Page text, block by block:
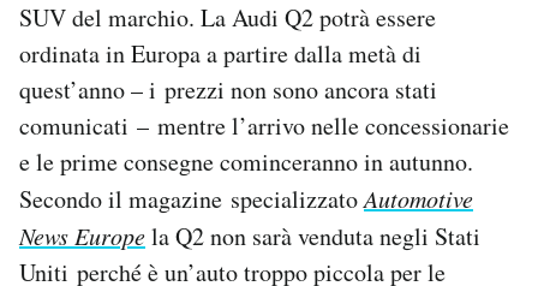
Area Personale
Newsletter
Regala il Post
Hai bisogno di aiuto?
Esci
SUV del marchio. La Audi Q2 potrà essere
ordinata in Europa a partire dalla metà di
quest’anno – i prezzi non sono ancora stati
comunicati – mentre l’arrivo nelle concessionarie
e le prime consegne cominceranno in autunno.
Secondo il magazine specializzatoAutomotive
News Europela Q2 non sarà venduta negli Stati
Uniti perché è un’auto troppo piccola per le